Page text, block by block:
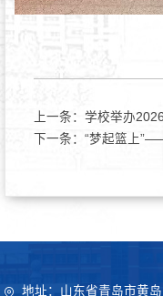
上一条： 学校举办
下一条： “梦起篮上
地址：山东省青岛市黄